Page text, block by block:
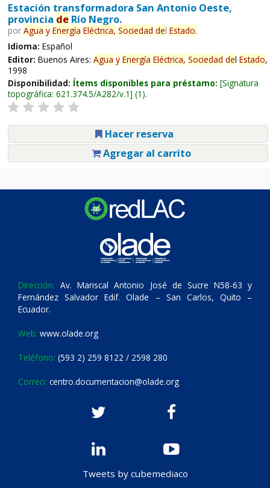
Estación transformadora San Antonio Oeste,
provincia deRío Negro.
por Agua y Energía Eléctrica, Sociedad del Estado.
Idioma: Español
Editor: Buenos Aires: Agua y Energía Eléctrica, Sociedad del Estado,
1998
Disponibilidad: Ítems disponibles para préstamo: Signatura
topográfica: 621.374.5/A282/v.1 (1).
Hacer reserva
Agregar al carrito
Dirección: Av. Mariscal Antonio José de Sucre N58-63 y
Fernández Salvador Edif. Olade – San Carlos, Quito –
Ecuador.
Web: www.olade.org
Teléfono: (593 2) 259 8122 / 2598 280
Correo: centro.documentacion@olade.org
Tweets by cubemediaco